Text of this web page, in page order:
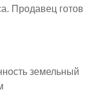
Продавец готов
земельный